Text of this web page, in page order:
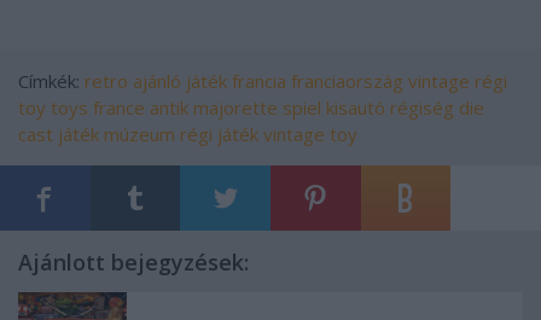
Címkék: retro ajánló játék francia franciaország vintage régi
toy toys france antik majorette spiel kisautó régiség die
cast játék múzeum régi játék vintage toy
Ajánlott bejegyzések: